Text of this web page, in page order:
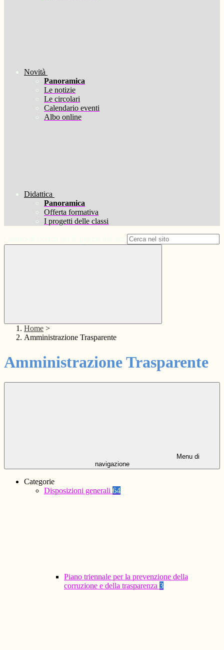
Novità
Panoramica
Le notizie
Le circolari
Calendario eventi
Albo online
Didattica
Panoramica
Offerta formativa
I progetti delle classi
Home >
Amministrazione Trasparente
Amministrazione Trasparente
Menu di
navigazione
Categorie
Disposizioni generali 64
Piano triennale per la prevenzione della
corruzione e della trasparenza 3